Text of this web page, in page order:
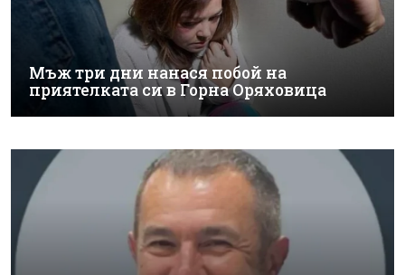
Мъж три дни нанася побой на
приятелката си в Горна Оряховица